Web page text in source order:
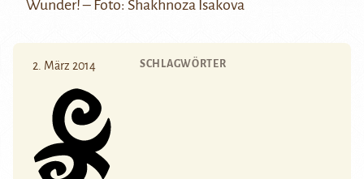
Wunder! – Foto: Shakhnoza Isakova
2. März 2014 SCHLAGWÖRTER